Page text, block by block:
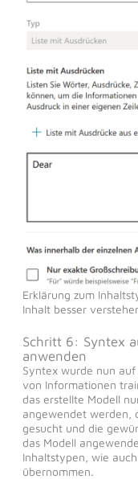
Erklärung zum
Inhalt besser
Schritt 6: Syntex
anwenden
Syntex wurde nun auf
von Informationen
das erstellte Modell
angewendet werden,
gesucht und die
das Modell
Inhaltstypen, wie
übernommen.